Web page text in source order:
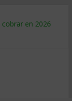
en 2026
caro
a tiempo
qué hacer
y venderle